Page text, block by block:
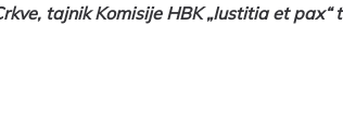
tajnik Komisije HBK „Iustitia et